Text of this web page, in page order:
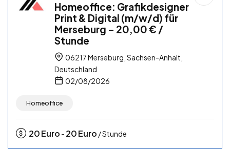
Homeoffice: Grafikdesigner
Print & Digital (m/w/d) für
Merseburg – 20,00 € /
Stunde
06217 Merseburg, Sachsen-Anhalt,
Deutschland
02/08/2026
Homeoffice
20Euro - 20Euro / Stunde